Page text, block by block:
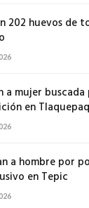
202 huevos de
a mujer
en
a hombre por
en Tepic